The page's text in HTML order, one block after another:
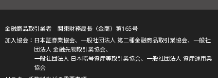
金融商品取引業者 関東財務局長（金商）第165号
日本証券業協会、一般社団法人 第二種金融商品取引業協会、一般社
団法人 金融先物取引業協会、
一般社団法人 日本暗号資産等取引業協会、一般社団法人 資産運用業
協会